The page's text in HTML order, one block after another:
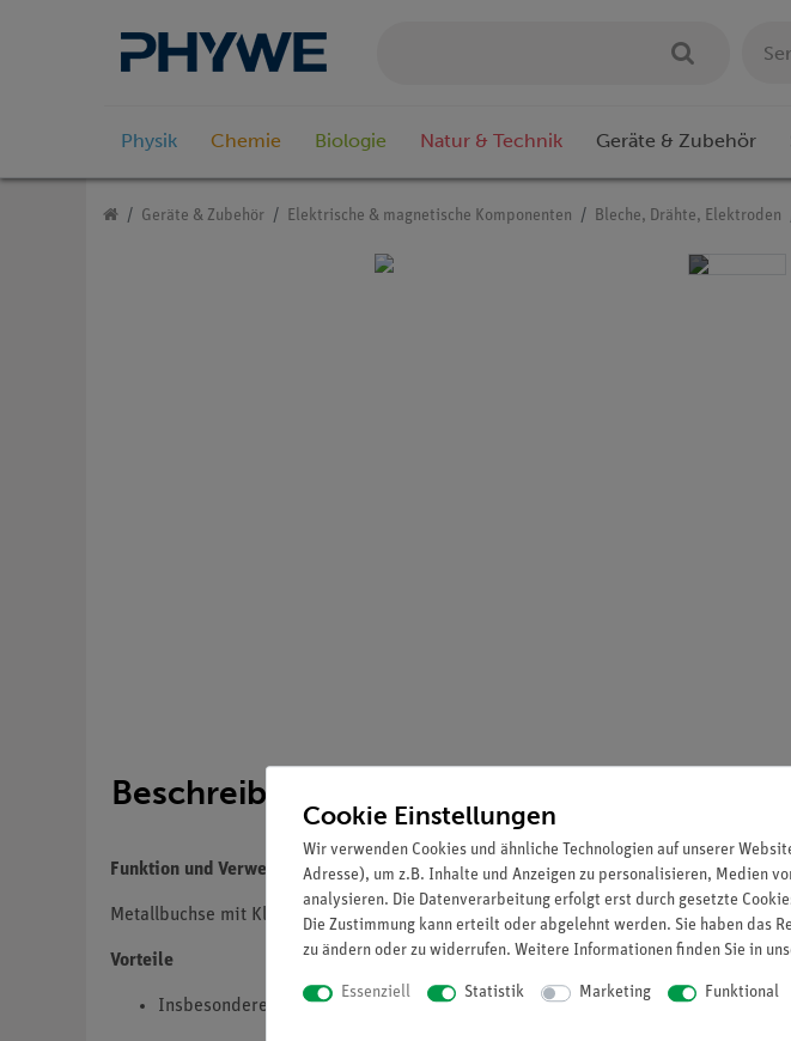
Physik Chemie Biologie Natur & Technik Geräte & Zubehör
Geräte & Zubehör Elektrische & magnetische Komponenten Bleche, Drähte, Elektroden
Beschreibung
Funktion und Verwendung
Metallbuchse mit Klemmschraube zum Befestigen von Stabelektroden bis 8 mm
Vorteile
Insbesondere zur Kontaktierung von in Stopfenbohrungen gehaltenen
Cookie Einstellungen
Wir verwenden Cookies und ähnliche Technologien auf unserer
Adresse), um z.B. Inhalte und Anzeigen zu personalisieren, Medien
analysieren. Die Datenverarbeitung erfolgt erst durch gesetzte
Die Zustimmung kann erteilt oder abgelehnt werden. Sie haben das
zu ändern oder zu widerrufen. Weitere Informationen finden Sie in
Essenziell Statistik Marketing Funktional